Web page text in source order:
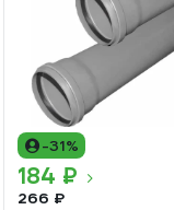
-31%
184 ₽
266 ₽